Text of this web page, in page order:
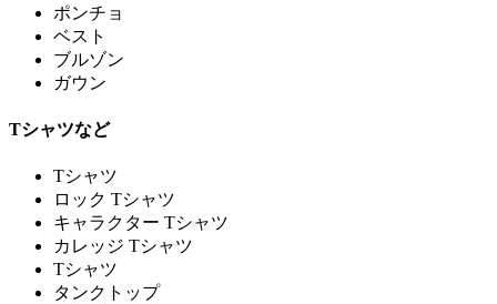
ポンチョ
ベスト
ブルゾン
ガウン
Tシャツなど
Tシャツ
ロック Tシャツ
キャラクター Tシャツ
カレッジ Tシャツ
Tシャツ
タンクトップ